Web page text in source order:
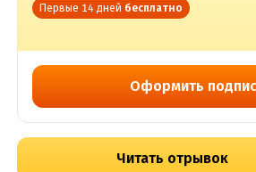
Первые 14 дней бесплатно
Оформить
Читать отрывок